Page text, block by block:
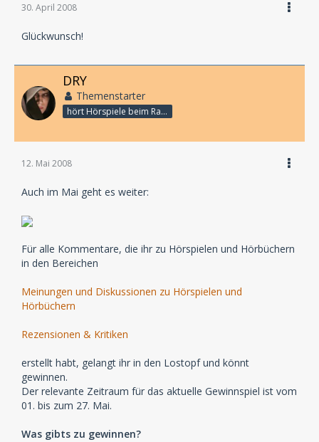
30. April 2008
Glückwunsch!
DRY
Themenstarter
hört Hörspiele beim Rasenmähen
12. Mai 2008
Auch im Mai geht es weiter:
Für alle Kommentare, die ihr zu Hörspielen und Hörbüchern
in den Bereichen
Meinungen und Diskussionen zu Hörspielen und
Hörbüchern
Rezensionen & Kritiken
erstellt habt, gelangt ihr in den Lostopf und könnt
gewinnen.
Der relevante Zeitraum für das aktuelle Gewinnspiel ist vom
01. bis zum 27. Mai.
Was gibts zu gewinnen?